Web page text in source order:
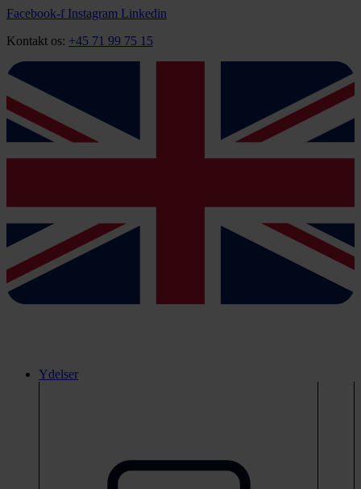
Videre
indhold
Facebook-f Instagram Linkedin
Kontakt os: +45 71 99 75 15
Ydelser